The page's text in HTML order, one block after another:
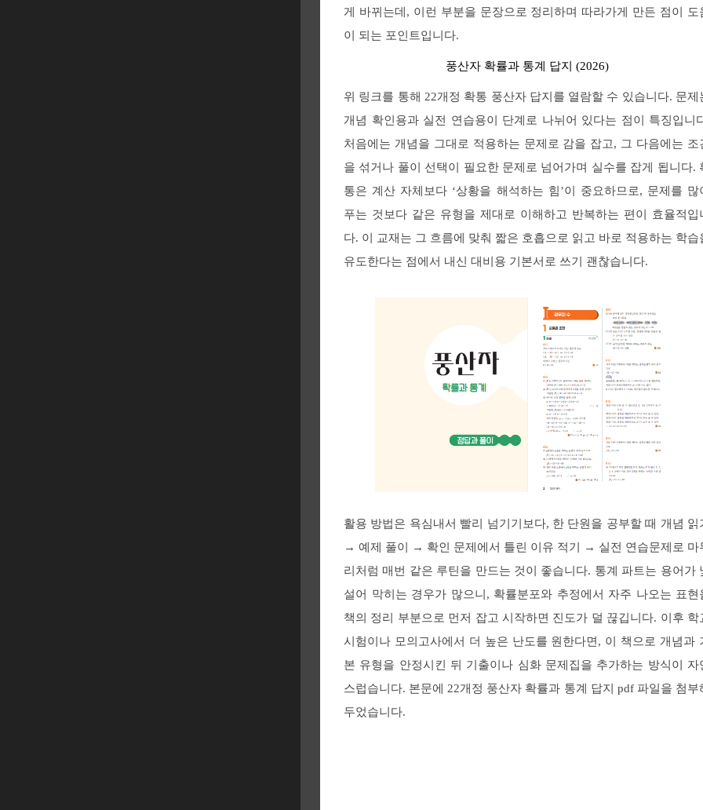
게 바뀌는데, 이런 부분을 문장으로 정리하며 따라가게 만든 점이 도
이 되는 포인트입니다.
풍산자 확률과 통계 답지 (2026)
위 링크를 통해 22개정 확통 풍산자 답지를 열람할 수 있습니다. 문제
개념 확인용과 실전 연습용이 단계로 나뉘어 있다는 점이 특징입니
처음에는 개념을 그대로 적용하는 문제로 감을 잡고, 그 다음에는 조
을 섞거나 풀이 선택이 필요한 문제로 넘어가며 실수를 잡게 됩니다.
통은 계산 자체보다 ‘상황을 해석하는 힘’이 중요하므로, 문제를 많
푸는 것보다 같은 유형을 제대로 이해하고 반복하는 편이 효율적입
다. 이 교재는 그 흐름에 맞춰 짧은 호흡으로 읽고 바로 적용하는 학습
유도한다는 점에서 내신 대비용 기본서로 쓰기 괜찮습니다.
활용 방법은 욕심내서 빨리 넘기기보다, 한 단원을 공부할 때 개념 읽
→ 예제 풀이 → 확인 문제에서 틀린 이유 적기 → 실전 연습문제로 마
리처럼 매번 같은 루틴을 만드는 것이 좋습니다. 통계 파트는 용어가
설어 막히는 경우가 많으니, 확률분포와 추정에서 자주 나오는 표현
책의 정리 부분으로 먼저 잡고 시작하면 진도가 덜 끊깁니다. 이후 학
시험이나 모의고사에서 더 높은 난도를 원한다면, 이 책으로 개념과
본 유형을 안정시킨 뒤 기출이나 심화 문제집을 추가하는 방식이 자
스럽습니다. 본문에 22개정 풍산자 확률과 통계 답지 pdf 파일을 첨부
두었습니다.